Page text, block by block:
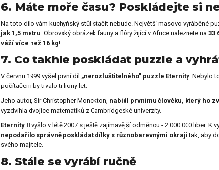
6. Máte moře času? Poskládejte si
Na toto dílo vám kuchyňský stůl stačit nebude. Největší masovo vyráběné
jak 1,5 metru. Obrovský obrázek fauny a flóry žijící v Africe naleznete na 33
váží více než 16 kg!
7. Co takhle poskládat puzzle a
V červnu 1999 vyšel první díl „nerozluštitelného” puzzle Eternity. Nebylo
počítačem by trvalo triliony let.
Jeho autor, Sir Christopher Monckton, nabídl prvnímu člověku, který ho
vyzdvihla dvojice matematiků z Cambridgeské univerzity.
Eternity II vyšlo v létě 2007 s ještě zajímavější odměnou - 2 000 000 liber. K
nepodařilo správně poskládat dílky s různobarevnými okrajitak, aby
svého majitele.
8. Stále se vyrábí ručně